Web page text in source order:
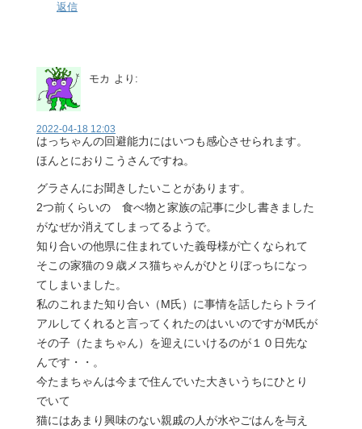
返信
モカ より:
2022-04-18 12:03
はっちゃんの回避能力にはいつも感心させられます。
ほんとにおりこうさんですね。
グラさんにお聞きしたいことがあります。
2つ前くらいの 食べ物と家族の記事に少し書きました
がなぜか消えてしまってるようで。
知り合いの他県に住まれていた義母様が亡くなられて
そこの家猫の９歳メス猫ちゃんがひとりぼっちになっ
てしまいました。
私のこれまた知り合い（M氏）に事情を話したらトライ
アルしてくれると言ってくれたのはいいのですがM氏が
その子（たまちゃん）を迎えにいけるのが１０日先な
んです・・。
今たまちゃんは今まで住んでいた大きいうちにひとり
でいて
猫にはあまり興味のない親戚の人が水やごはんを与え